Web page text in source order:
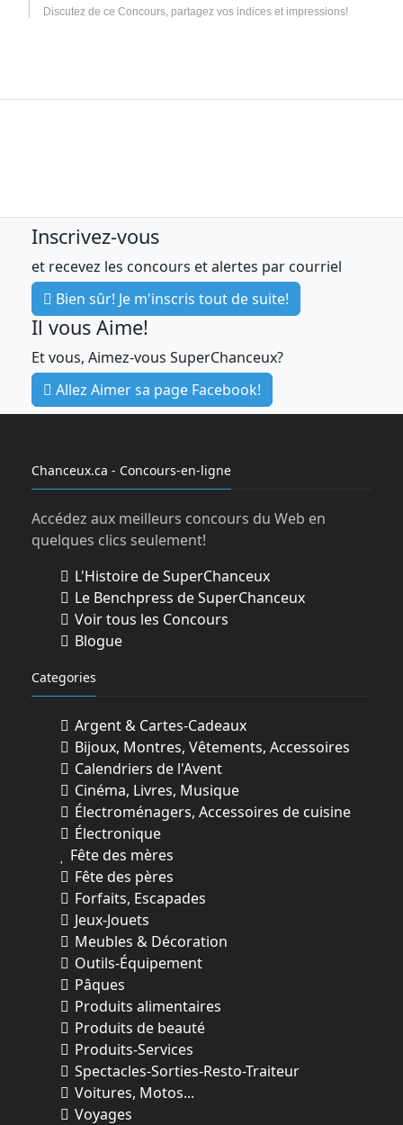
Discutez de ce Concours, partagez vos indices et impressions!
Inscrivez-vous
et recevez les concours et alertes par courriel
Bien sûr! Je m'inscris tout de suite!
Il vous Aime!
Et vous, Aimez-vous SuperChanceux?
Allez Aimer sa page Facebook!
Chanceux.ca - Concours-en-ligne
Accédez aux meilleurs concours du Web en
quelques clics seulement!
L'Histoire de SuperChanceux
Le Benchpress de SuperChanceux
Voir tous les Concours
Blogue
Categories
Argent & Cartes-Cadeaux
Bijoux, Montres, Vêtements, Accessoires
Calendriers de l'Avent
Cinéma, Livres, Musique
Électroménagers, Accessoires de cuisine
Électronique
Fête des mères
Fête des pères
Forfaits, Escapades
Jeux-Jouets
Meubles & Décoration
Outils-Équipement
Pâques
Produits alimentaires
Produits de beauté
Produits-Services
Spectacles-Sorties-Resto-Traiteur
Voitures, Motos...
Voyages